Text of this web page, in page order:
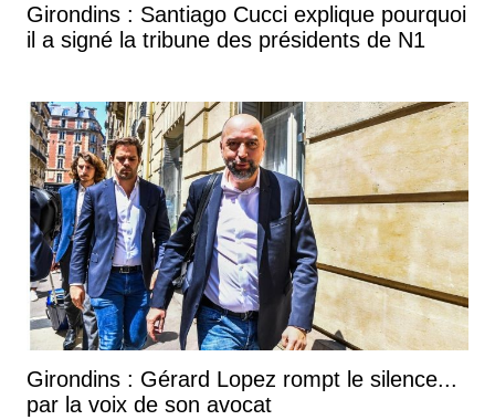
Girondins : Santiago Cucci explique pourquoi
il a signé la tribune des présidents de N1
Girondins : Gérard Lopez rompt le silence...
par la voix de son avocat